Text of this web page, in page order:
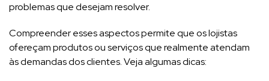
problemas que desejam resolver.
Compreender esses aspectos permite que os lojistas
ofereçam produtos ou serviços que realmente atendam
às demandas dos clientes. Veja algumas dicas: